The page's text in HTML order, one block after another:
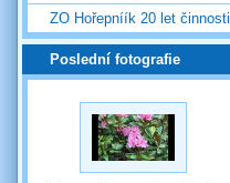
ZO Hořepníík 20 let činnosti
Poslední fotografie